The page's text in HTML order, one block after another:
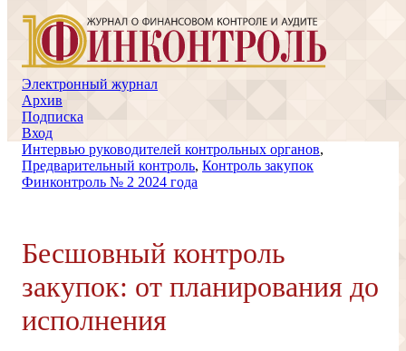
Электронный журнал
Архив
Подписка
Вход
Интервью руководителей контрольных органов,
Предварительный контроль, Контроль закупок
Финконтроль № 2 2024 года
Бесшовный контроль
закупок: от планирования до
исполнения